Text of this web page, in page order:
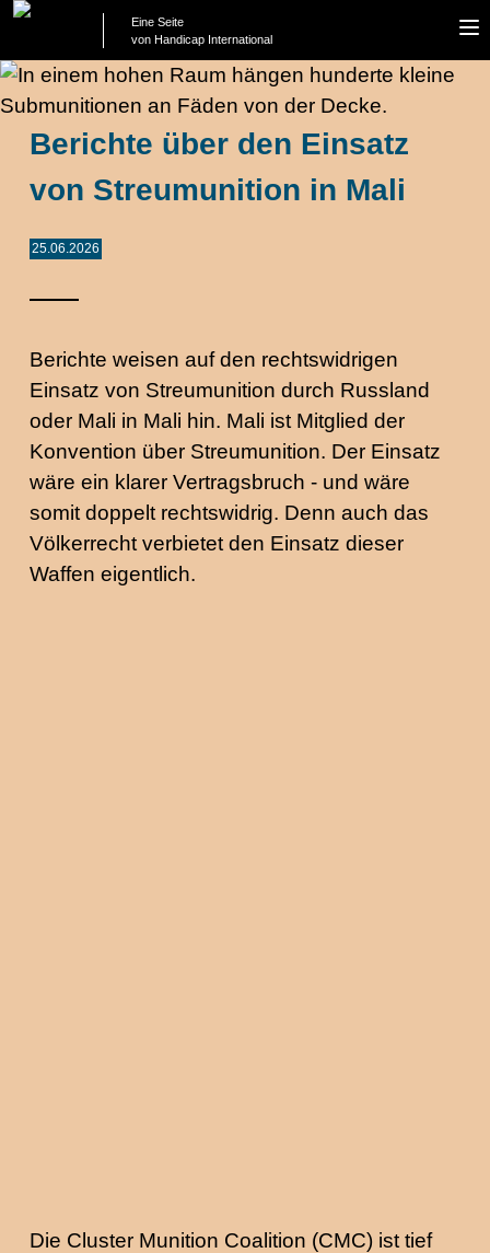
Eine Seite
von Handicap International
Berichte über den Einsatz
von Streumunition in Mali
25.06.2026
Berichte weisen auf den rechtswidrigen
Einsatz von Streumunition durch Russland
oder Mali in Mali hin. Mali ist Mitglied der
Konvention über Streumunition. Der Einsatz
wäre ein klarer Vertragsbruch - und wäre
somit doppelt rechtswidrig. Denn auch das
Völkerrecht verbietet den Einsatz dieser
Waffen eigentlich.
Die Cluster Munition Coalition (CMC) ist tief